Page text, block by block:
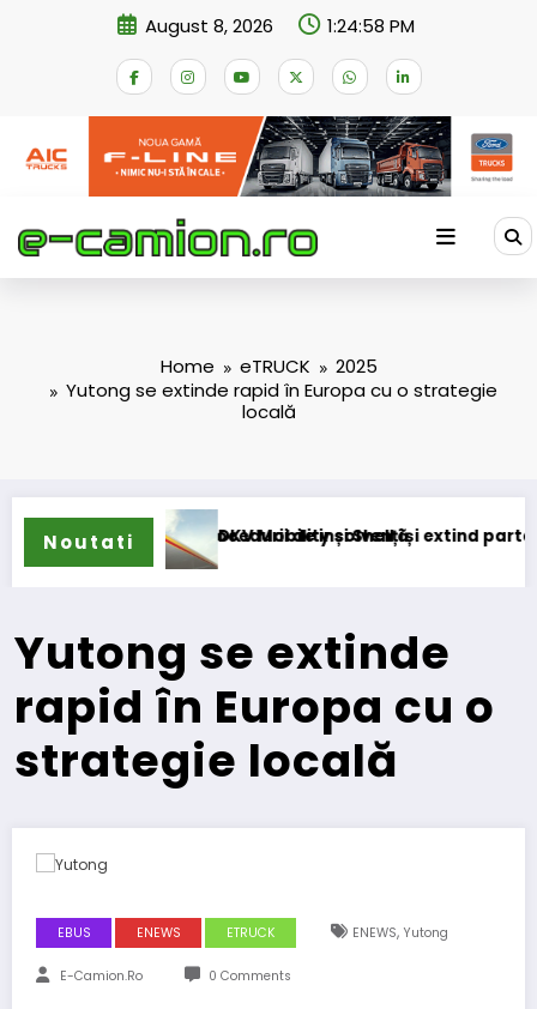
August 8, 2026 1:24:59 PM
Home eTRUCK
2025
Yutong se extinde rapid în Europa cu o strategie
locală
Noutati
de insolvență
și Shell își extind parteneriatul european Blue
Yutong se extinde
rapid în Europa cu o
strategie locală
EBUS ENEWS ETRUCK ENEWS, Yutong
E-Camion.ro 0 Comments